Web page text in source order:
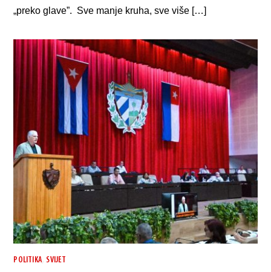
„preko glave”. Sve manje kruha, sve više […]
POLITIKA SVIJET